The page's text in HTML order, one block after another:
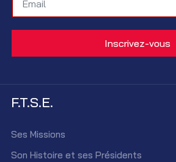
F.T.S.E.
Ses Missions
Son Histoire et ses Présidents